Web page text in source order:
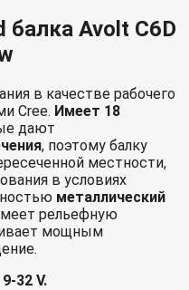
балка Avolt C6D
в качестве рабочего
Cree. Имеет 18
дают
, поэтому балку
местности,
в условиях
металлический
рельефную
мощным
32 V.